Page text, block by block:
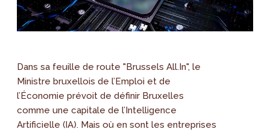
Dans sa feuille de route "Brussels All.In", le
Ministre bruxellois de l’Emploi et de
l’Économie prévoit de définir Bruxelles
comme une capitale de l’Intelligence
Artificielle (IA). Mais où en sont les entreprises